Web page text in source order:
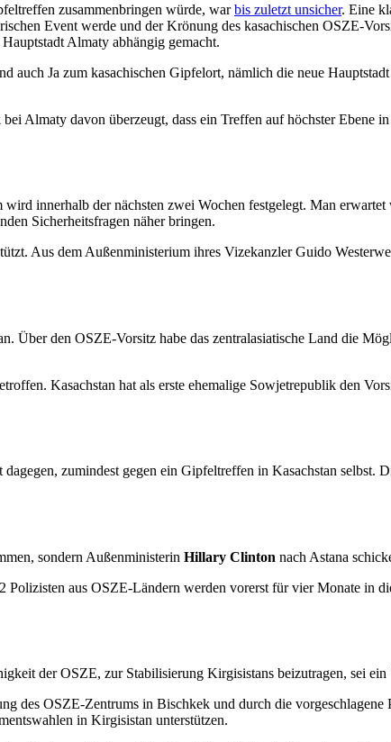
zusammenbringen würde, warbis zuletzt unsicher. Eine
Event werde und der Krönung des kasachischen OSZE-
Almaty abhängig gemacht.
Ja zum kasachischen Gipfelort, nämlich die neue
Almaty davon überzeugt, dass ein Treffen auf höchster Ebene
innerhalb der nächsten zwei Wochen festgelegt. Man
Sicherheitsfragen näher bringen.
Aus dem Außenministerium ihres Vizekanzler Guido
Über den OSZE-Vorsitz habe das zentralasiatische Land die
Kasachstan hat als erste ehemalige Sowjetrepublik den
zumindest gegen ein Gipfeltreffen in Kasachstan selbst.
sondern Außenministerin Hillary Clinton nach Astana
aus OSZE-Ländern werden vorerst für vier Monate in
der OSZE, zur Stabilisierung Kirgisistans beizutragen, sei
des OSZE-Zentrums in Bischkek und durch die
in Kirgisistan unterstützen.